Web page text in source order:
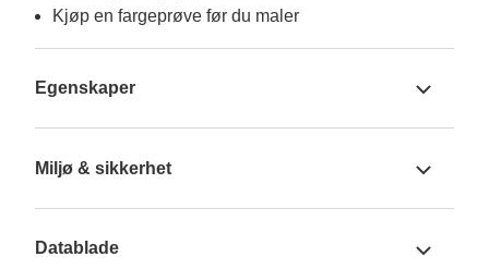
Kjøp en fargeprøve før du maler
Egenskaper
Miljø & sikkerhet
Datablade